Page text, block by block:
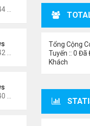
Tổng Cộng
Tuyến :: 0 Đã
Khách